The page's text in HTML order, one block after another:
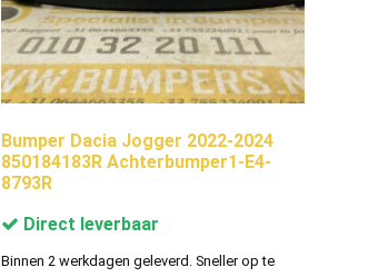
Bumper Dacia Jogger 2022-2024
850184183R Achterbumper1-E4-
8793R
Direct leverbaar
Binnen 2 werkdagen geleverd. Sneller op te